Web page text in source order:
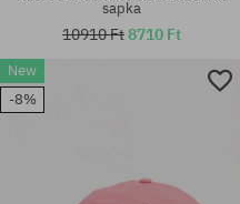
univerzális méret
sapka
10910 Ft8710 Ft
New
-8%